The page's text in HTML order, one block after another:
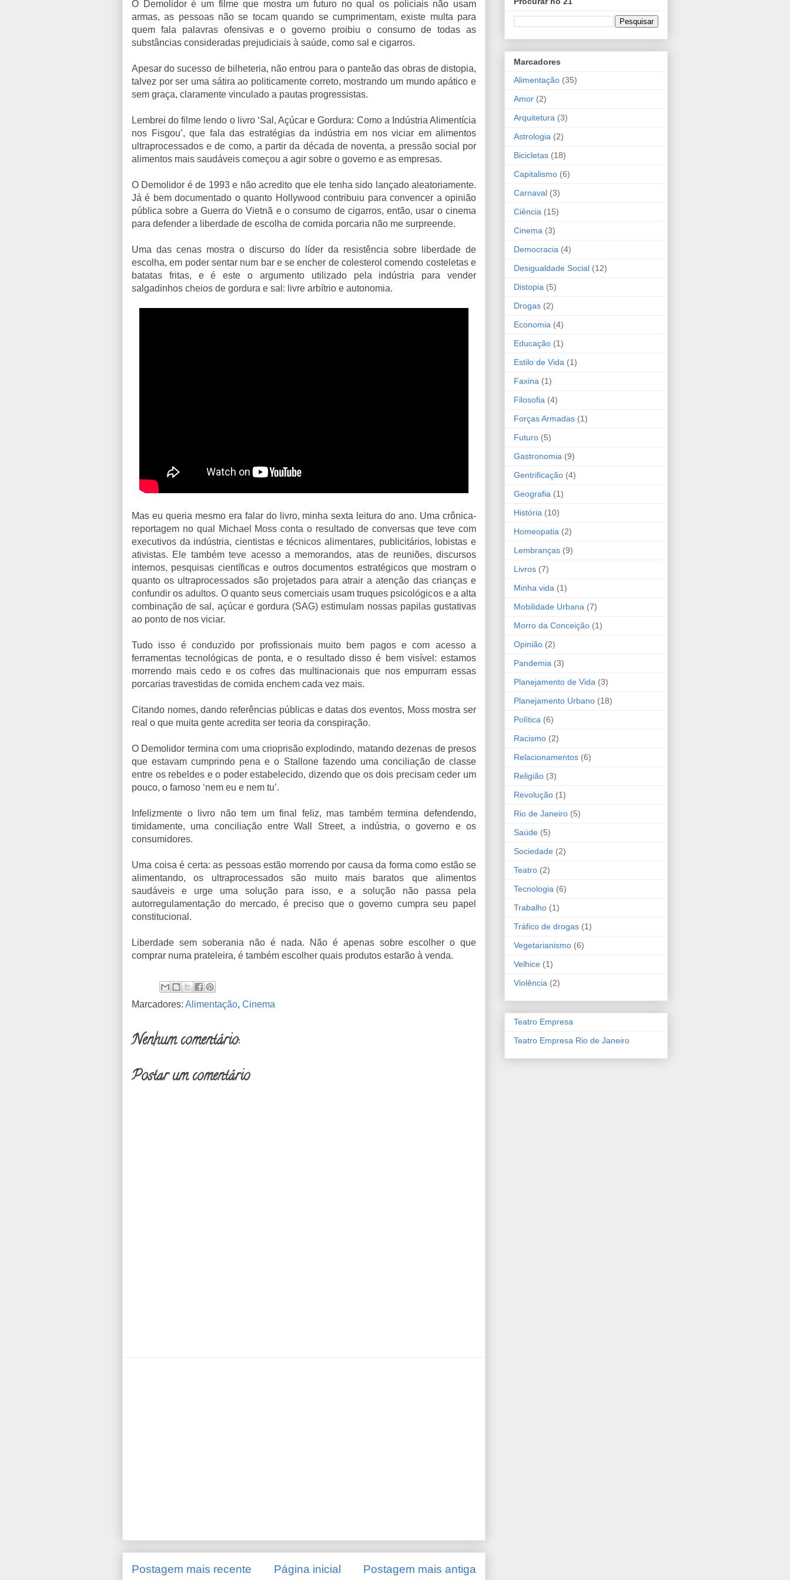
O Demolidor é um filme que mostra um futuro no qual os policiais não usam
armas, as pessoas não se tocam quando se cumprimentam, existe multa para
quem fala palavras ofensivas e o governo proibiu o consumo de todas as
substâncias consideradas prejudiciais à saúde, como sal e cigarros.
Apesar do sucesso de bilheteria, não entrou para o panteão das obras de distopia,
talvez por ser uma sátira ao politicamente correto, mostrando um mundo apático e
sem graça, claramente vinculado a pautas progressistas.
Lembrei do filme lendo o livro ‘Sal, Açúcar e Gordura: Como a Indústria Alimentícia
nos Fisgou’, que fala das estratégias da indústria em nos viciar em alimentos
ultraprocessados e de como, a partir da década de noventa, a pressão social por
alimentos mais saudáveis começou a agir sobre o governo e as empresas.
O Demolidor é de 1993 e não acredito que ele tenha sido lançado aleatoriamente.
Já é bem documentado o quanto Hollywood contribuiu para convencer a opinião
pública sobre a Guerra do Vietnã e o consumo de cigarros, então, usar o cinema
para defender a liberdade de escolha de comida porcaria não me surpreende.
Uma das cenas mostra o discurso do líder da resistência sobre liberdade de
escolha, em poder sentar num bar e se encher de colesterol comendo costeletas e
batatas fritas, e é este o argumento utilizado pela indústria para vender
salgadinhos cheios de gordura e sal: livre arbítrio e autonomia.
Mas eu queria mesmo era falar do livro, minha sexta leitura do ano. Uma crônica-
reportagem no qual Michael Moss conta o resultado de conversas que teve com
executivos da indústria, cientistas e técnicos alimentares, publicitários, lobistas e
ativistas. Ele também teve acesso a memorandos, atas de reuniões, discursos
internos, pesquisas científicas e outros documentos estratégicos que mostram o
quanto os ultraprocessados são projetados para atrair a atenção das crianças e
confundir os adultos. O quanto seus comerciais usam truques psicológicos e a alta
combinação de sal, açúcar e gordura (SAG) estimulam nossas papilas gustativas
ao ponto de nos viciar.
Tudo isso é conduzido por profissionais muito bem pagos e com acesso a
ferramentas tecnológicas de ponta, e o resultado disso é bem visível: estamos
morrendo mais cedo e os cofres das multinacionais que nos empurram essas
porcarias travestidas de comida enchem cada vez mais.
Citando nomes, dando referências públicas e datas dos eventos, Moss mostra ser
real o que muita gente acredita ser teoria da conspiração.
O Demolidor termina com uma crioprisão explodindo, matando dezenas de presos
que estavam cumprindo pena e o Stallone fazendo uma conciliação de classe
entre os rebeldes e o poder estabelecido, dizendo que os dois precisam ceder um
pouco, o famoso ‘nem eu e nem tu’.
Infelizmente o livro não tem um final feliz, mas também termina defendendo,
timidamente, uma conciliação entre Wall Street, a indústria, o governo e os
consumidores.
Uma coisa é certa: as pessoas estão morrendo por causa da forma como estão se
alimentando, os ultraprocessados são muito mais baratos que alimentos
saudáveis e urge uma solução para isso, e a solução não passa pela
autorregulamentação do mercado, é preciso que o governo cumpra seu papel
constitucional.
Liberdade sem soberania não é nada. Não é apenas sobre escolher o que
comprar numa prateleira, é também escolher quais produtos estarão à venda.
Marcadores: Alimentação, Cinema
Nenhum comentário:
Postar um comentário
Postagem mais recente Postagem mais antiga
Página inicial
Marcadores
Alimentação (35)
Amor (2)
Arquitetura (3)
Astrologia (2)
Bicicletas (18)
Capitalismo (6)
Carnaval (3)
Ciência (15)
Cinema (3)
Democracia (4)
Desigualdade Social (12)
Distopia (5)
Drogas (2)
Economia (4)
Educação (1)
Estilo de Vida (1)
Faxina (1)
Filosofia (4)
Forças Armadas (1)
Futuro (5)
Gastronomia (9)
Gentrificação (4)
Geografia (1)
História (10)
Homeopatia (2)
Lembranças (9)
Livros (7)
Minha vida (1)
Mobilidade Urbana (7)
Morro da Conceição (1)
Opinião (2)
Pandemia (3)
Planejamento de Vida (3)
Planejamento Urbano (18)
Política (6)
Racismo (2)
Relacionamentos (6)
Religião (3)
Revolução (1)
Rio de Janeiro (5)
Saúde (5)
Sociedade (2)
Teatro (2)
Tecnologia (6)
Trabalho (1)
Tráfico de drogas (1)
Vegetarianismo (6)
Velhice (1)
Violência (2)
Teatro Empresa
Teatro Empresa Rio de Janeiro